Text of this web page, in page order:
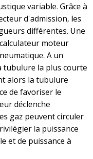
variable. Grâce à
d'admission, les
différentes. Une
moteur
A un
tubulure la plus courte
alors la tubulure
de favoriser le
déclenche
gaz peuvent circuler
la puissance
et de puissance à